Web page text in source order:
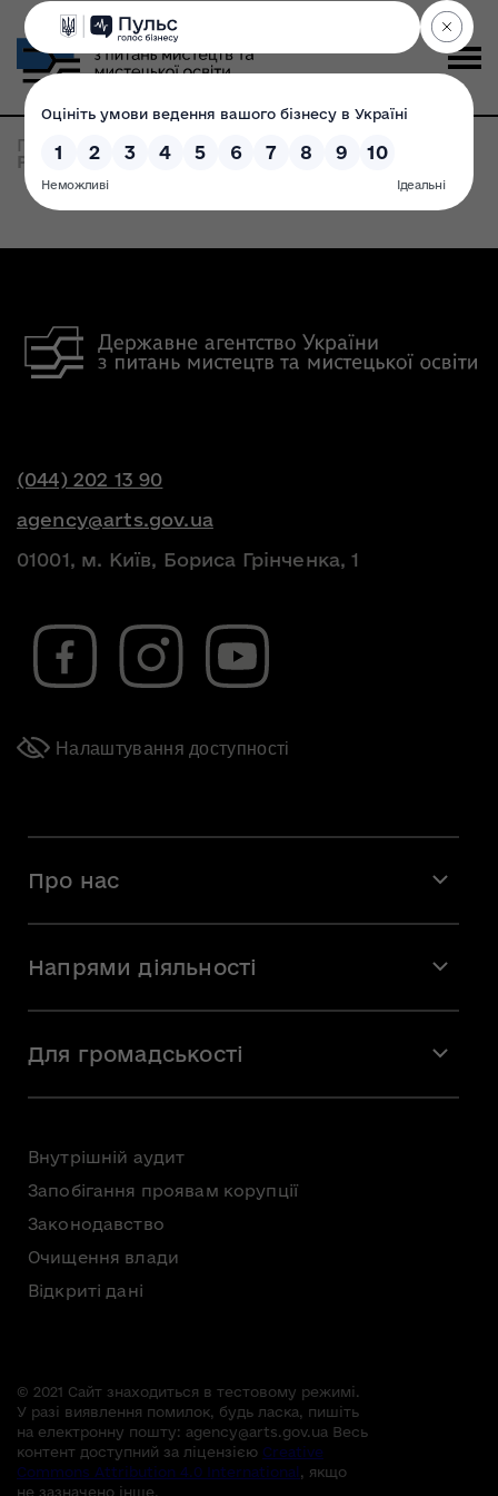
Головна Записи по метке:
Ukrainian Women's
Poetry
(044) 202 13 90
agency@arts.gov.ua
01001, м. Київ, Бориса Грінченка, 1
Налаштування доступності
Про нас
Команда
Вакансії
Напрями діяльності
Мистецька освіта
Для громадськості
Внутрішній аудит
Запобігання проявам корупції
Законодавство
Очищення влади
Відкриті дані
© 2021 Сайт знаходиться в тестовому режимі.
У разі виявлення помилок, будь ласка, пишіть
на електронну пошту: agency@arts.gov.ua Весь
контент доступний за ліцензією Creative
Commons Attribution 4.0 International , якщо
не зазначено інше.